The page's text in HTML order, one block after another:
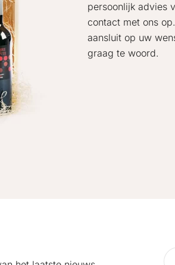
persoonlijk advies
contact met ons
aansluit op uw
graag te woord.